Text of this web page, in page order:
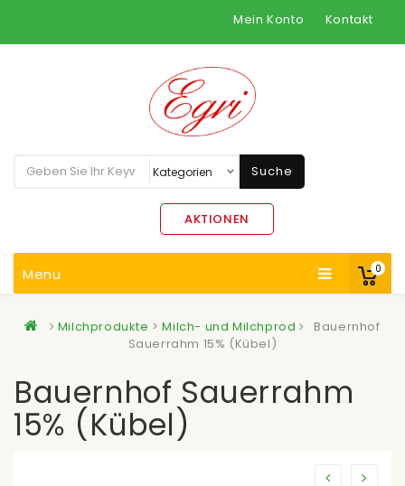
Mein Konto Kontakt
0
Suche
AKTIONEN
Menu
Milchprodukte >Milch- und Milchprod
Bauernhof
Sauerrahm 15% (Kübel)
Bauernhof Sauerrahm
15% (Kübel)